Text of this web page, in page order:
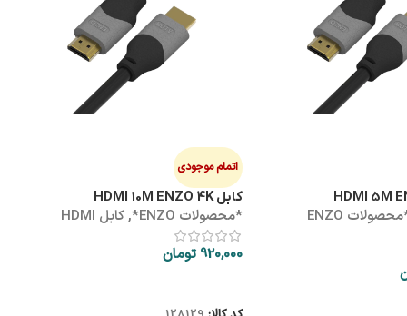
*محصولات ENZO
اتمام موجودی
کابل HDMI 10M ENZO 4K
*محصولات ENZO* ,کابل HDMI
920,000 تومان